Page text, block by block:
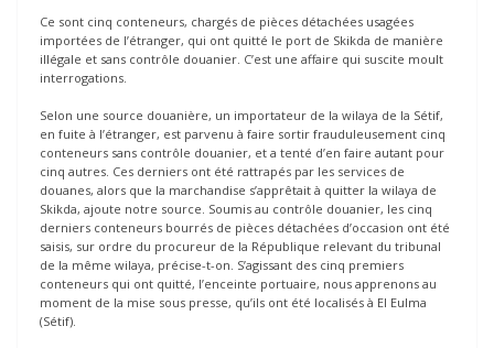
Ce sont cinq conteneurs, chargés de pièces détachées usagées
importées de l’étranger, qui ont quitté le port de Skikda de manière
illégale et sans contrôle douanier. C’est une affaire qui suscite moult
interrogations.
Selon une source douanière, un importateur de la wilaya de la Sétif,
en fuite à l’étranger, est parvenu à faire sortir frauduleusement cinq
conteneurs sans contrôle douanier, et a tenté d’en faire autant pour
cinq autres. Ces derniers ont été rattrapés par les services de
douanes, alors que la marchandise s’apprêtait à quitter la wilaya de
Skikda, ajoute notre source. Soumis au contrôle douanier, les cinq
derniers conteneurs bourrés de pièces détachées d’occasion ont été
saisis, sur ordre du procureur de la République relevant du tribunal
de la même wilaya, précise-t-on. S’agissant des cinq premiers
conteneurs qui ont quitté, l’enceinte portuaire, nous apprenons au
moment de la mise sous presse, qu’ils ont été localisés à El Eulma
(Sétif).